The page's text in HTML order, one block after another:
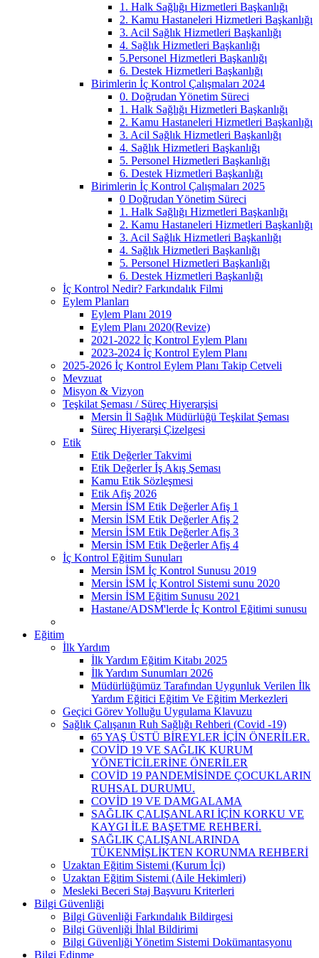
1. Halk Sağlığı Hizmetleri Başkanlığı
2. Kamu Hastaneleri Hizmetleri Başkanlığı
3. Acil Sağlık Hizmetleri Başkanlığı
4. Sağlık Hizmetleri Başkanlığı
5.Personel Hizmetleri Başkanlığı
6. Destek Hizmetleri Başkanlığı
Birimlerin İç Kontrol Çalışmaları 2024
0. Doğrudan Yönetim Süreci
1. Halk Sağlığı Hizmetleri Başkanlığı
2. Kamu Hastaneleri Hizmetleri Başkanlığı
3. Acil Sağlık Hizmetleri Başkanlığı
4. Sağlık Hizmetleri Başkanlığı
5. Personel Hizmetleri Başkanlığı
6. Destek Hizmetleri Başkanlığı
Birimlerin İç Kontrol Çalışmaları 2025
0 Doğrudan Yönetim Süreci
1. Halk Sağlığı Hizmetleri Başkanlığı
2. Kamu Hastaneleri Hizmetleri Başkanlığı
3. Acil Sağlık Hizmetleri Başkanlığı
4. Sağlık Hizmetleri Başkanlığı
5. Personel Hizmetleri Başkanlığı
6. Destek Hizmetleri Başkanlığı
İç Kontrol Nedir? Farkındalık Filmi
Eylem Planları
Eylem Planı 2019
Eylem Planı 2020(Revize)
2021-2022 İç Kontrol Eylem Planı
2023-2024 İç Kontrol Eylem Planı
2025-2026 İç Kontrol Eylem Planı Takip Cetveli
Mevzuat
Misyon & Vizyon
Teşkilat Şeması / Süreç Hiyerarşisi
Mersin İl Sağlık Müdürlüğü Teşkilat Şeması
Süreç Hiyerarşi Çizelgesi
Etik
Etik Değerler Takvimi
Etik Değerler İş Akış Şeması
Kamu Etik Sözleşmesi
Etik Afiş 2026
Mersin İSM Etik Değerler Afiş 1
Mersin İSM Etik Değerler Afiş 2
Mersin İSM Etik Değerler Afiş 3
Mersin İSM Etik Değerler Afiş 4
İç Kontrol Eğitim Sunuları
Mersin İSM İç Kontrol Sunusu 2019
Mersin İSM İç Kontrol Sistemi sunu 2020
Mersin İSM Eğitim Sunusu 2021
Hastane/ADSM'lerde İç Kontrol Eğitimi sunusu
Eğitim
İlk Yardım
İlk Yardım Eğitim Kitabı 2025
İlk Yardım Sunumları 2026
Müdürlüğümüz Tarafından Uygunluk Verilen İlk
Yardım Eğitici Eğitim Ve Eğitim Merkezleri
Geçici Görev Yolluğu Uygulama Klavuzu
Sağlık Çalışanın Ruh Sağlığı Rehberi (Covid -19)
65 YAŞ ÜSTÜ BİREYLER İÇİN ÖNERİLER.
COVİD 19 VE SAĞLIK KURUM
YÖNETİCİLERİNE ÖNERİLER
COVİD 19 PANDEMİSİNDE ÇOCUKLARIN
RUHSAL DURUMU.
COVİD 19 VE DAMGALAMA
SAĞLIK ÇALIŞANLARI İÇİN KORKU VE
KAYGI İLE BAŞETME REHBERİ.
SAĞLIK ÇALIŞANLARINDA
TÜKENMİŞLİKTEN KORUNMA REHBERİ
Uzaktan Eğitim Sistemi (Kurum İçi)
Uzaktan Eğitim Sistemi (Aile Hekimleri)
Mesleki Beceri Staj Başvuru Kriterleri
Bilgi Güvenliği
Bilgi Güvenliği Farkındalık Bildirgesi
Bilgi Güvenliği İhlal Bildirimi
Bilgi Güvenliği Yönetim Sistemi Dokümantasyonu
Bilgi Edinme